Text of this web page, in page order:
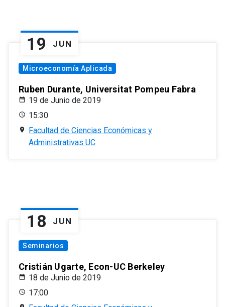
19 JUN
Microeconomía Aplicada
Ruben Durante, Universitat Pompeu Fabra
19 de Junio de 2019
15:30
Facultad de Ciencias Económicas y
Administrativas UC
18 JUN
Seminarios
Cristián Ugarte, Econ-UC Berkeley
18 de Junio de 2019
17:00